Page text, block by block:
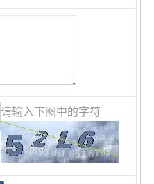
请输入下图中的字符